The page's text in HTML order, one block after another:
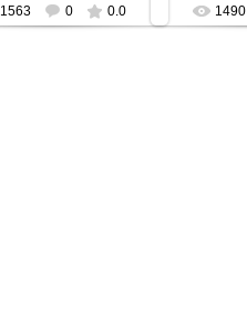
1563 0 0.0 1490